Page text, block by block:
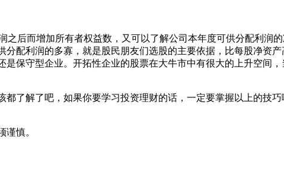
后而增加所有者权益数，又可以了解公司本年度可供分配利润
配利润的多寡，就是股民朋友们选股的主要依据，比每股净资
保守型企业。开拓性企业的股票在大牛市中有很大的上升空间
都了解了吧，如果你要学习投资理财的话，一定要掌握以上的技
慎。